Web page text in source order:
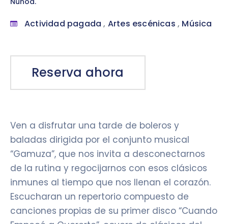
Actividad pagada , Artes escénicas , Música
Reserva ahora
Ven a disfrutar una tarde de boleros y
baladas dirigida por el conjunto musical
“Gamuza”, que nos invita a desconectarnos
de la rutina y regocijarnos con esos clásicos
inmunes al tiempo que nos llenan el corazón.
Escucharan un repertorio compuesto de
canciones propias de su primer disco “Cuando